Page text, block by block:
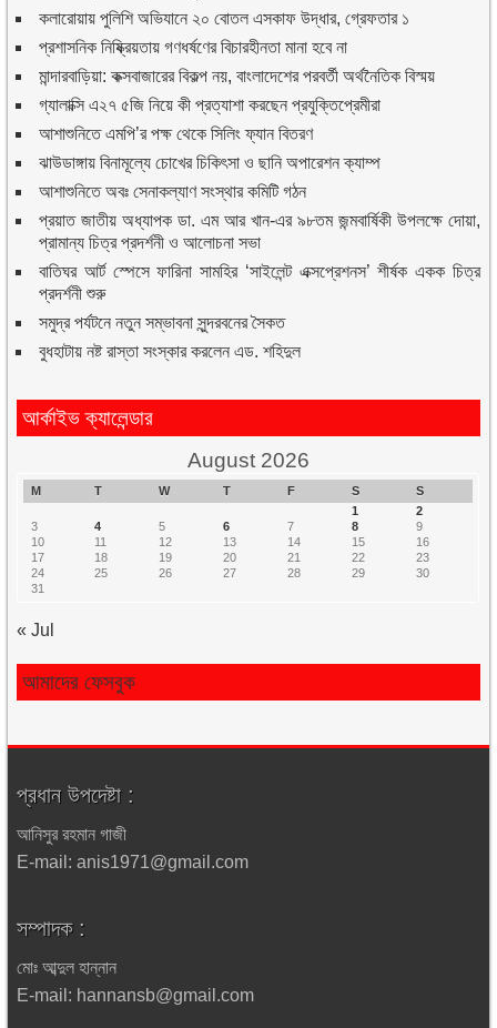
কলারোয়ায় পুলিশি অভিযানে ২০ বোতল এসকাফ উদ্ধার, গ্রেফতার ১
প্রশাসনিক নিষ্ক্রিয়তায় গণধর্ষণের বিচারহীনতা মানা হবে না
মান্দারবাড়িয়া: কক্সবাজারের বিকল্প নয়, বাংলাদেশের পরবর্তী অর্থনৈতিক বিস্ময়
গ্যালাক্সি এ২৭ ৫জি নিয়ে কী প্রত্যাশা করছেন প্রযুক্তিপ্রেমীরা
আশাশুনিতে এমপি’র পক্ষ থেকে সিলিং ফ্যান বিতরণ
ঝাউডাঙ্গায় বিনামূল্যে চোখের চিকিৎসা ও ছানি অপারেশন ক্যাম্প
আশাশুনিতে অবঃ সেনাকল্যাণ সংস্থার কমিটি গঠন
প্রয়াত জাতীয় অধ্যাপক ডা. এম আর খান-এর ৯৮তম জন্মবার্ষিকী উপলক্ষে দোয়া,
প্রামান্য চিত্র প্রদর্শনী ও আলোচনা সভা
বাতিঘর আর্ট স্পেসে ফারিনা সামহির ‘সাইলেন্ট এক্সপ্রেশনস’ শীর্ষক একক চিত্র
প্রদর্শনী শুরু
সমুদ্র পর্যটনে নতুন সম্ভাবনা সুন্দরবনের সৈকত
বুধহাটায় নষ্ট রাস্তা সংস্কার করলেন এড. শহিদুল
আর্কাইভ ক্যালেন্ডার
August 2026
M T W T F S
S
1
2
3
4 5 6 7 8
9
10
11 12 13 14 15
16
17
18 19 20 21 22
23
24
25 26 27 28 29
30
31
« Jul
আমাদের ফেসবুক
প্রধান উপদেষ্টা :
আনিসুর রহমান গাজী
E-mail: anis1971@gmail.com
সম্পাদক :
মোঃ আব্দুল হান্নান
E-mail: hannansb@gmail.com